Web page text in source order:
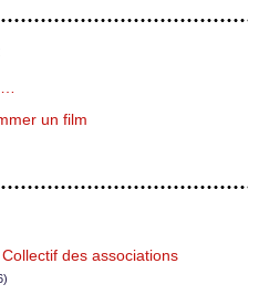
un film
des associations